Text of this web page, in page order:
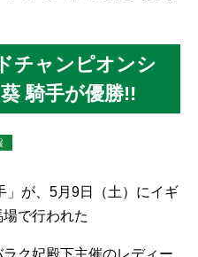
チャンピオンシ
騎手が優勝!!
」が、5月9日（土）にイギ
で行われた
ラク妃殿下主催のレディー